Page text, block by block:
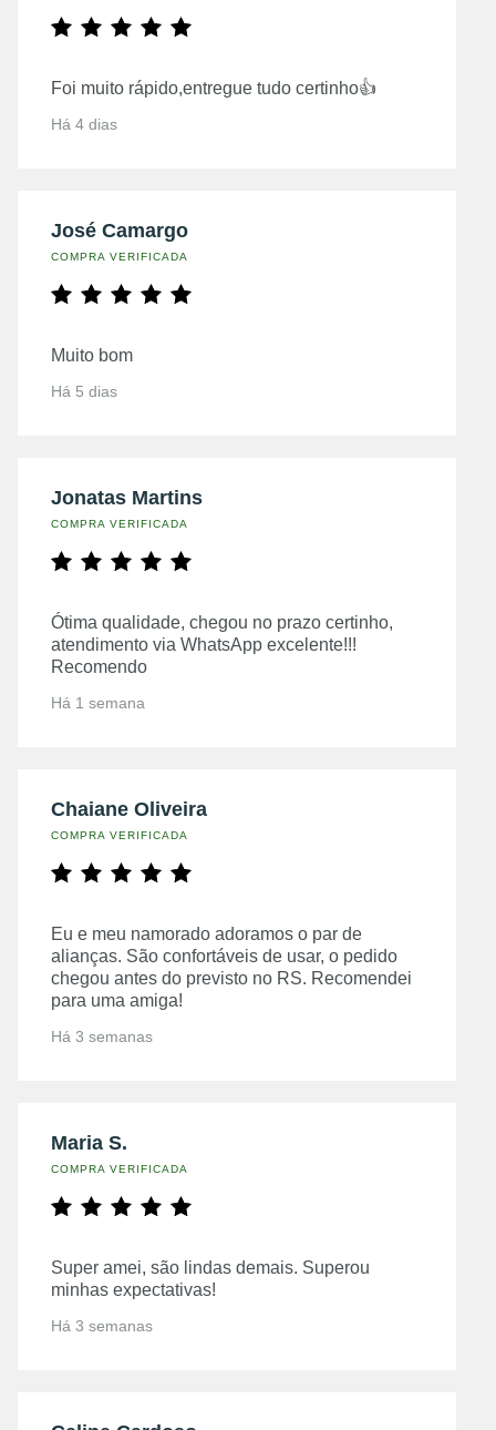
Foi muito rápido,entregue tudo certinho👍
Há 4 dias
José Camargo
COMPRA VERIFICADA
Muito bom
Há 5 dias
Jonatas Martins
COMPRA VERIFICADA
Ótima qualidade, chegou no prazo certinho,
atendimento via WhatsApp excelente!!!
Recomendo
Há 1 semana
Chaiane Oliveira
COMPRA VERIFICADA
Eu e meu namorado adoramos o par de
alianças. São confortáveis de usar, o pedido
chegou antes do previsto no RS. Recomendei
para uma amiga!
Há 3 semanas
Maria S.
COMPRA VERIFICADA
Super amei, são lindas demais. Superou
minhas expectativas!
Há 3 semanas